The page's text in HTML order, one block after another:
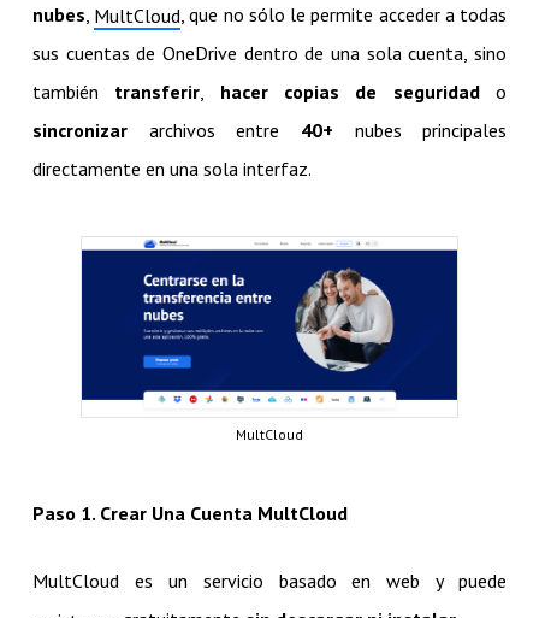
nubes MultCloud , que no sólo le permite acceder a todas
sus cuentas de OneDrive dentro de una sola cuenta, sino
también transferir hacer copias de seguridado
sincronizararchivos entre 40+ nubes principales
directamente en una sola interfaz.
MultCloud
Paso 1. Crear Una Cuenta MultCloud
MultCloud es un servicio basado en web y puede